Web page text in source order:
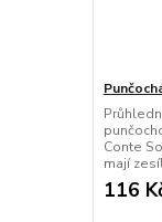
Conte
mají
116